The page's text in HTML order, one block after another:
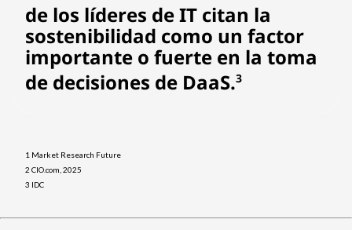
de los líderes de IT citan la
sostenibilidad como un factor
importante o fuerte en la toma
de decisiones de DaaS.3
1 Market Research Future
2 CIO.com, 2025
3 IDC